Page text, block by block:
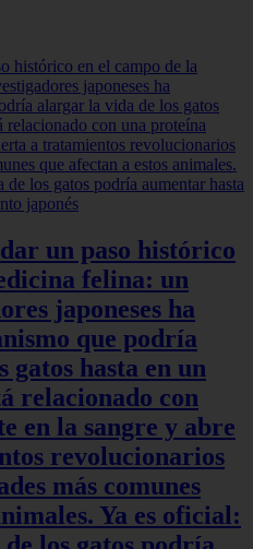
un paso histórico
felina: un
japoneses ha
que podría
hasta en un
relacionado con
en la sangre y abre
revolucionarios
más comunes
Ya es oficial: